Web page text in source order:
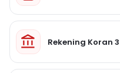
Rekening Koran